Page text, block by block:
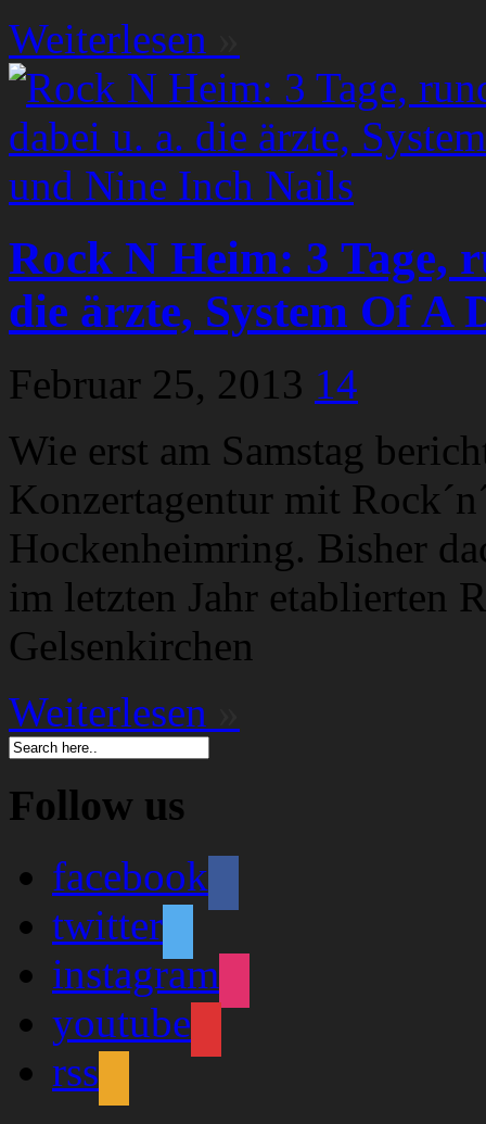
Weiterlesen
Rock N Heim: 3 Tage,
die ärzte, System Of A
Februar 25, 2013 14
Wie erst am Samstag
Konzertagentur mit
Hockenheimring. Bisher
im letzten Jahr etablierten
Gelsenkirchen
Weiterlesen
Follow us
facebook
twitter
instagram
youtube
rss